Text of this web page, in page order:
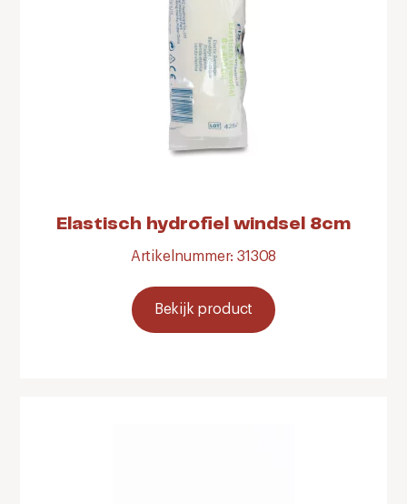
Elastisch hydrofiel windsel 8cm
Artikelnummer: 31308
Bekijk product